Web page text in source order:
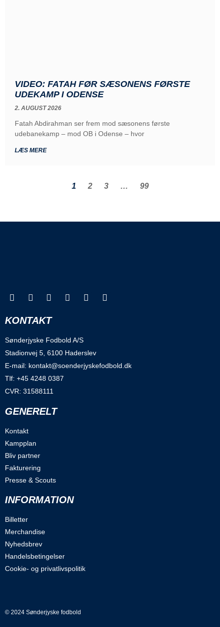
VIDEO: FATAH FØR SÆSONENS FØRSTE
UDEKAMP I ODENSE
2. AUGUST 2026
Fatah Abdirahman ser frem mod sæsonens første
udebanekamp – mod OB i Odense – hvor
LÆS MERE
1 2 3 … 99
KONTAKT
Sønderjyske Fodbold A/S
Stadionvej 5, 6100 Haderslev
E-mail: kontakt@soenderjyskefodbold.dk
Tlf: +45 4248 0387
CVR: 31588111
GENERELT
Kontakt
Kampplan
Bliv partner
Fakturering
Presse & Scouts
INFORMATION
Billetter
Merchandise
Nyhedsbrev
Handelsbetingelser
Cookie- og privatlivspolitik
© 2024 Sønderjyske fodbold